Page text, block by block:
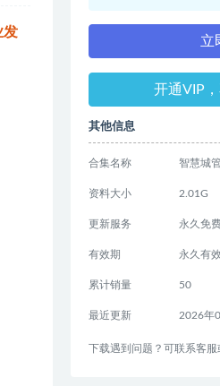
发
立
开通VIP
其他信息
合集名称 智慧城
资料大小 2.01G
更新服务 永久免
有效期 永久有效
累计销量 50
最近更新 2026年
下载遇到问题？可联系客